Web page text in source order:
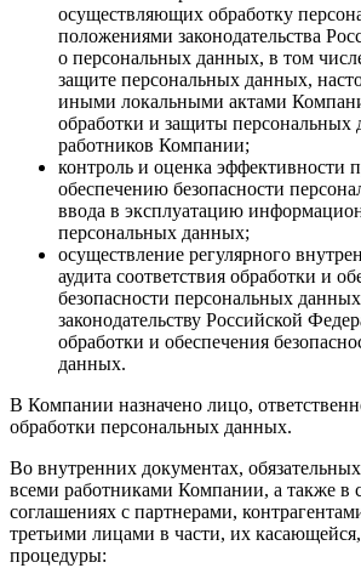
осуществляющих обработку
положениями законодательства
о персональных данных, в том
защите персональных данных,
иными локальными актами
обработки и защиты персональных
работников Компании;
контроль и оценка эффективности
обеспечению безопасности
ввода в эксплуатацию
персональных данных;
осуществление регулярного
аудита соответствия обработки и
безопасности персональных
законодательству Российской
обработки и обеспечения
данных.
В Компании назначено лицо,
обработки персональных данных.
Во внутренних документах,
всеми работниками Компании, а также в
соглашениях с партнерами,
третьими лицами в части, их
процедуры: